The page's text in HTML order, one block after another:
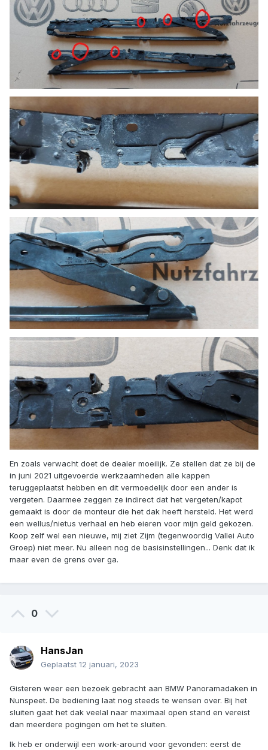
En zoals verwacht doet de dealer moeilijk. Ze stellen dat ze bij de
in juni 2021 uitgevoerde werkzaamheden alle kappen
teruggeplaatst hebben en dit vermoedelijk door een ander is
vergeten. Daarmee zeggen ze indirect dat het vergeten/kapot
gemaakt is door de monteur die het dak heeft hersteld. Het werd
een wellus/nietus verhaal en heb eieren voor mijn geld gekozen.
Koop zelf wel een nieuwe, mij ziet Zijm (tegenwoordig Vallei Auto
Groep) niet meer. Nu alleen nog de basisinstellingen... Denk dat ik
maar even de grens over ga.
0
HansJan
Geplaatst 12 januari, 2023
Gisteren weer een bezoek gebracht aan BMW Panoramadaken in
Nunspeet. De bediening laat nog steeds te wensen over. Bij het
sluiten gaat het dak veelal naar maximaal open stand en vereist
dan meerdere pogingen om het te sluiten.
Ik heb er onderwijl een work-around voor gevonden: eerst de